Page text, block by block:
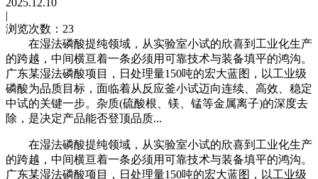
|
浏览次数：23
在湿法磷酸提纯领域，从实验室小试的欣喜到工业化生产
的跨越，中间横亘着一条必须用可靠技术与装备填平的鸿沟。
广东某湿法磷酸项目，日处理量150吨的宏大蓝图，以工业级
磷酸为品质目标，面临着从反应釜小试迈向连续、高效、稳定
中试的关键一步。杂质(硫酸根、镁、锰等金属离子)的深度去
除，是决定产品能否登顶品质...
在湿法磷酸提纯领域，从实验室小试的欣喜到工业化生产
的跨越，中间横亘着一条必须用可靠技术与装备填平的鸿沟。
广东某湿法磷酸项目，日处理量150吨的宏大蓝图，以工业级